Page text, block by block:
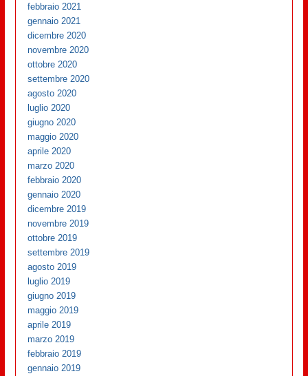
febbraio 2021
gennaio 2021
dicembre 2020
novembre 2020
ottobre 2020
settembre 2020
agosto 2020
luglio 2020
giugno 2020
maggio 2020
aprile 2020
marzo 2020
febbraio 2020
gennaio 2020
dicembre 2019
novembre 2019
ottobre 2019
settembre 2019
agosto 2019
luglio 2019
giugno 2019
maggio 2019
aprile 2019
marzo 2019
febbraio 2019
gennaio 2019